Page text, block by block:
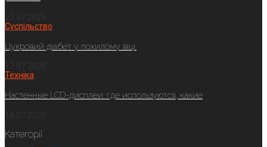
Суспільство
Цукровий діабет у похилому віці:
Техніка
Настенные LCD-дисплеи: где используются, какие
Категорії